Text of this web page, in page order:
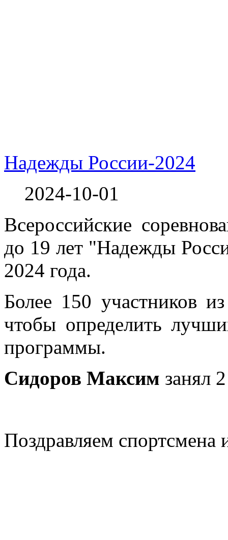
Надежды России-2024
2024-10-01
Всероссийские
до 19 лет "Надежды
2024 года.
Более 150 участников
чтобы определить
программы.
Сидоров Максим занял
Поздравляем спортсмена